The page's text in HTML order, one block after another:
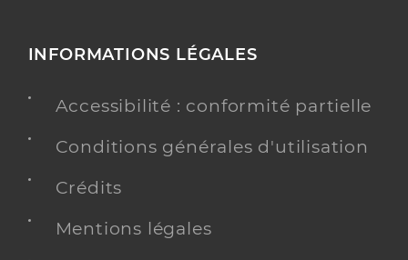
INFORMATIONS LÉGALES
Accessibilité : conformité partielle
Conditions générales d'utilisation
Crédits
Mentions légales